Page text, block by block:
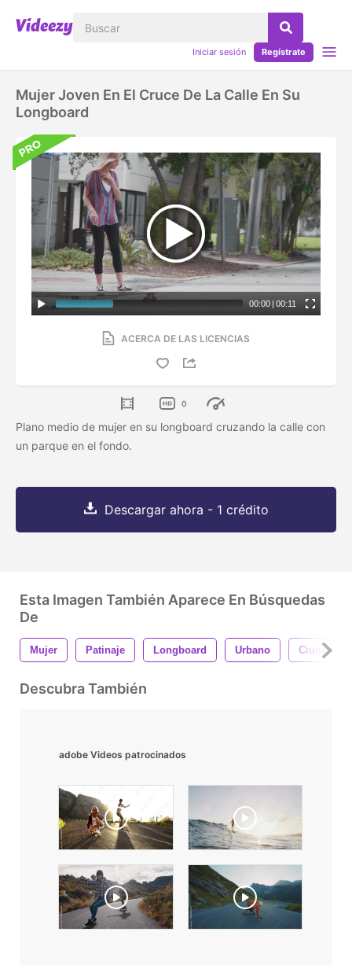
Iniciar sesión Regístrate
Mujer Joven En El Cruce De La Calle En Su
Longboard
00:00 | 00:11
ACERCA DE LAS LICENCIAS
0
Plano medio de mujer en su longboard cruzando la calle con
un parque en el fondo.
Descargar ahora - 1 crédito
Esta Imagen También Aparece En Búsquedas
De
Mujer Patinaje Longboard Urbano Ciudad
Descubra También
adobe Videos patrocinados